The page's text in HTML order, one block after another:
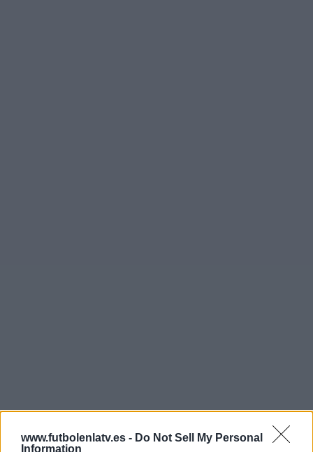
www.futbolenlatv.es - Do Not Sell My Personal
Information